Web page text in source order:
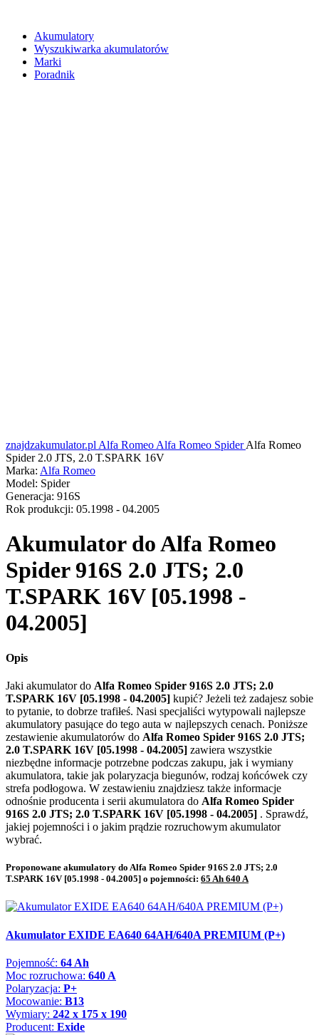
Akumulatory
Wyszukiwarka akumulatorów
Marki
Poradnik
znajdzakumulator.pl Alfa Romeo Alfa Romeo Spider Alfa Romeo
Spider 2.0 JTS, 2.0 T.SPARK 16V
Marka: Alfa Romeo
Model: Spider
Generacja: 916S
Rok produkcji: 05.1998 - 04.2005
Akumulator doAlfa Romeo
Spider 916S 2.0 JTS; 2.0
T.SPARK 16V [05.1998 -
04.2005]
Opis
Jaki akumulator do Alfa Romeo Spider 916S 2.0 JTS; 2.0
T.SPARK 16V [05.1998 - 04.2005] kupić? Jeżeli też zadajesz sobie
to pytanie, to dobrze trafiłeś. Nasi specjaliści wytypowali najlepsze
akumulatory pasujące do tego auta w najlepszych cenach. Poniższe
zestawienie akumulatorów do Alfa Romeo Spider 916S 2.0 JTS;
2.0 T.SPARK 16V [05.1998 - 04.2005] zawiera wszystkie
niezbędne informacje potrzebne podczas zakupu, jak i wymiany
akumulatora, takie jak polaryzacja biegunów, rodzaj końcówek czy
strefa podłogowa. W zestawieniu znajdziesz także informacje
odnośnie producenta i serii akumulatora do Alfa Romeo Spider
916S 2.0 JTS; 2.0 T.SPARK 16V [05.1998 - 04.2005] . Sprawdź,
jakiej pojemności i o jakim prądzie rozruchowym akumulator
wybrać.
Proponowane akumulatory do Alfa Romeo Spider 916S 2.0 JTS; 2.0
T.SPARK 16V [05.1998 - 04.2005] o pojemności: 65 Ah 640 A
Akumulator EXIDE EA640 64AH/640A PREMIUM (P+)
Pojemność: 64 Ah
Moc rozruchowa: 640 A
Polaryzacja: P+
Mocowanie: B13
Wymiary: 242 x 175 x 190
Producent: Exide